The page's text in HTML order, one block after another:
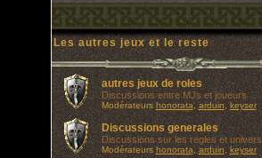
Les autres jeux et le reste
autres jeux de roles
Discussions entre MJs et joueurs
Modérateurs honorata ,arduin ,keyser
Discussions generales
Discussions sur les regles et univers
Modérateurs honorata ,arduin ,keyser